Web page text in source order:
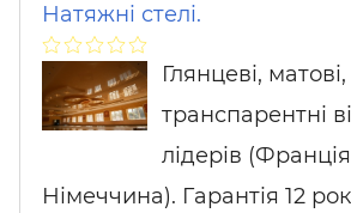
Натяжні стелі.
Глянцеві,
транспарентні
лідерів
Німеччина). Гарантія 12